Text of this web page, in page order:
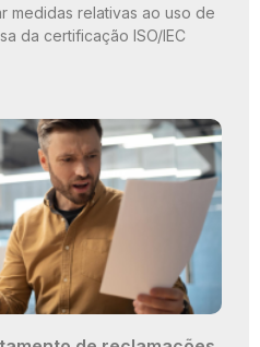
medidas relativas ao uso de
da certificação ISO/IEC